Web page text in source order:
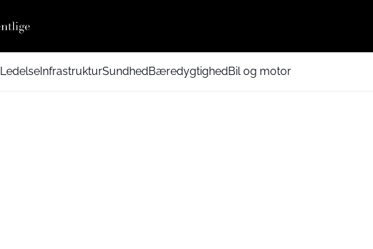
LedelseInfrastrukturSundhedBæredygtighedBil og motor